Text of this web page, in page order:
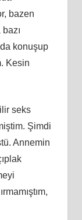
bazen
konuşup
Kesin
seks
Şimdi
Annemin